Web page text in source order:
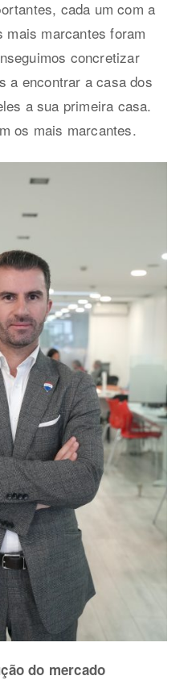
cada um com a
mais marcantes foram
concretizar
a encontrar a casa dos
a sua primeira casa.
os mais marcantes.
do mercado